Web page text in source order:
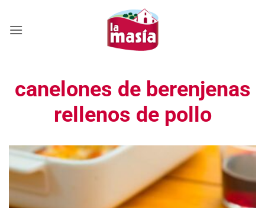
contenido
canelones de berenjenas
rellenos de pollo